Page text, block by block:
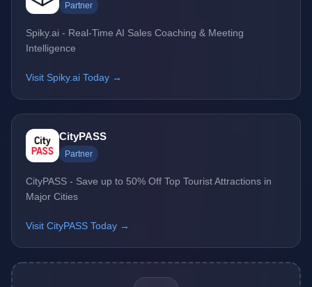
Partner
Spiky.ai - Real-Time AI Sales Coaching & Meeting
Intelligence
Visit Spiky.ai Today →
CityPASS
Partner
CityPASS - Save up to 50% Off Top Tourist Attractions in
Major Cities
Visit CityPASS Today →